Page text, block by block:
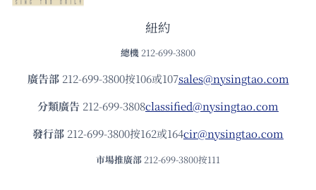
紐約
總機 212-699-3800
廣告部212-699-3800按106或107sales@nysingtao.com
分類廣告 212-699-3808classified@nysingtao.com
發⾏部 212-699-3800按162或164cir@nysingtao.com
市場推廣部 212-699-3800按111